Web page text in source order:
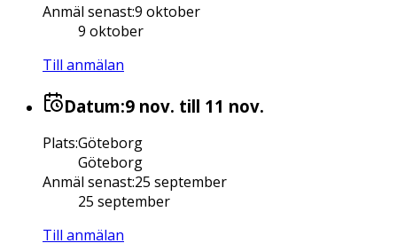
Anmäl senast:9 oktober
9 oktober
Till anmälan
Datum:9 nov. till 11 nov.
Plats:Göteborg
Göteborg
Anmäl senast:25 september
25 september
Till anmälan